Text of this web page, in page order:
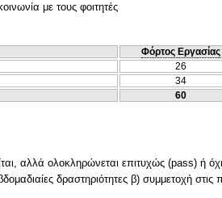
με τους φοιτητές
Φόρτος Εργασίας
26
34
60
αλλά ολοκληρώνεται επιτυχώς (pass) ή
δραστηριότητες β) συμμετοχή